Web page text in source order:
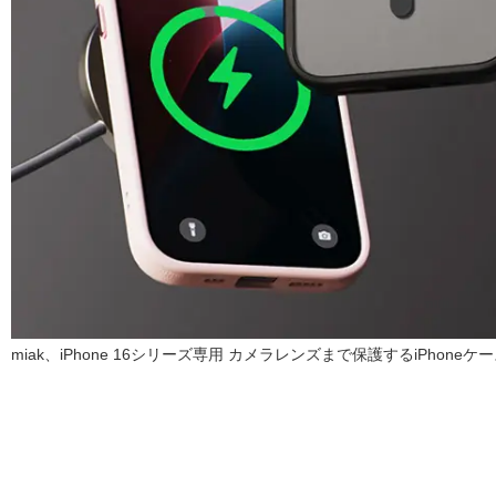
miak、iPhone 16シリーズ専用 カメラレンズまで保護するiPhoneケ